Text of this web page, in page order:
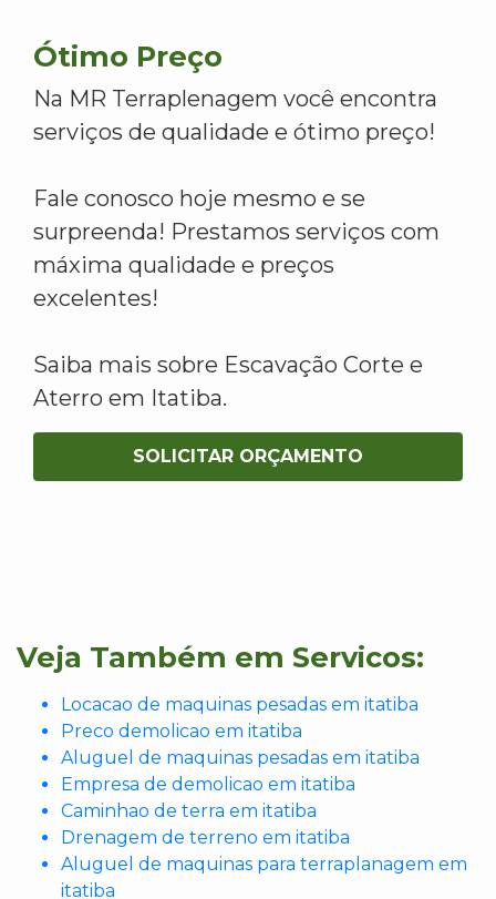
Ótimo Preço
Na MR Terraplenagem você encontra
serviços de qualidade e ótimo preço!
Fale conosco hoje mesmo e se
surpreenda! Prestamos serviços com
máxima qualidade e preços
excelentes!
Saiba mais sobre Escavação Corte e
Aterro em Itatiba.
SOLICITAR ORÇAMENTO
Veja Também em Servicos:
Locacao de maquinas pesadas em itatiba
Preco demolicao em itatiba
Aluguel de maquinas pesadas em itatiba
Empresa de demolicao em itatiba
Caminhao de terra em itatiba
Drenagem de terreno em itatiba
Aluguel de maquinas para terraplanagem em
itatiba